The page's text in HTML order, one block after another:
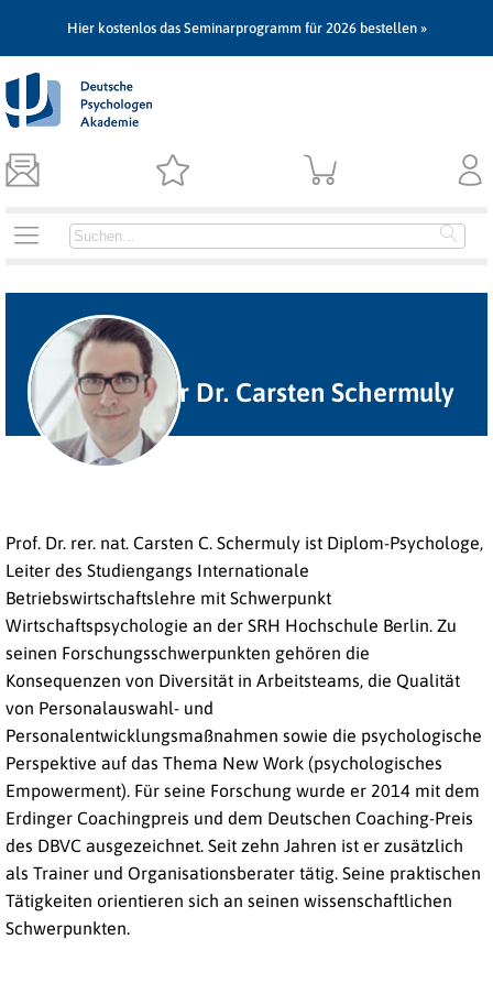
Hier kostenlos das Seminarprogramm für 2026 bestellen »
Professor Dr. Carsten Schermuly
Prof. Dr. rer. nat. Carsten C. Schermuly ist Diplom-Psychologe,
Leiter des Studiengangs Internationale
Betriebswirtschaftslehre mit Schwerpunkt
Wirtschaftspsychologie an der SRH Hochschule Berlin. Zu
seinen Forschungsschwerpunkten gehören die
Konsequenzen von Diversität in Arbeitsteams, die Qualität
von Personalauswahl- und
Personalentwicklungsmaßnahmen sowie die psychologische
Perspektive auf das Thema New Work (psychologisches
Empowerment). Für seine Forschung wurde er 2014 mit dem
Erdinger Coachingpreis und dem Deutschen Coaching-Preis
des DBVC ausgezeichnet. Seit zehn Jahren ist er zusätzlich
als Trainer und Organisationsberater tätig. Seine praktischen
Tätigkeiten orientieren sich an seinen wissenschaftlichen
Schwerpunkten.